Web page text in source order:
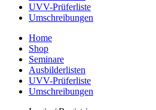
UVV-Prüferliste
Umschreibungen
Home
Shop
Seminare
Ausbilderlisten
UVV-Prüferliste
Umschreibungen